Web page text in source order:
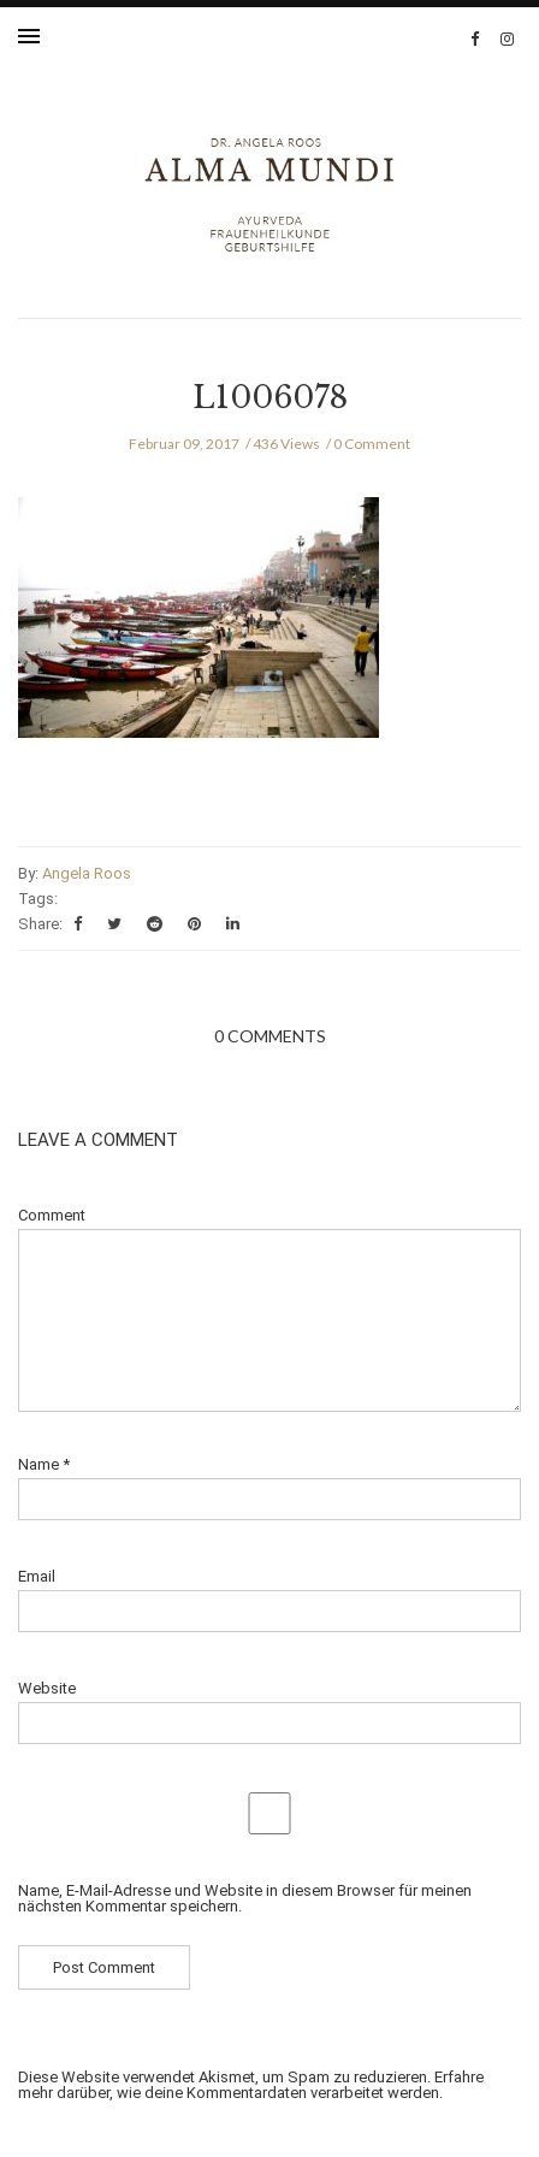
L1006078
Februar 09, 2017 436 Views 0 Comment
By: Angela Roos
Tags:
Share:
0 COMMENTS
LEAVE A COMMENT
Comment
Name *
Email
Website
Name, E-Mail-Adresse und Website in diesem Browser für meinen
nächsten Kommentar speichern.
Diese Website verwendet Akismet, um Spam zu reduzieren. Erfahre
mehr darüber, wie deine Kommentardaten verarbeitet werden